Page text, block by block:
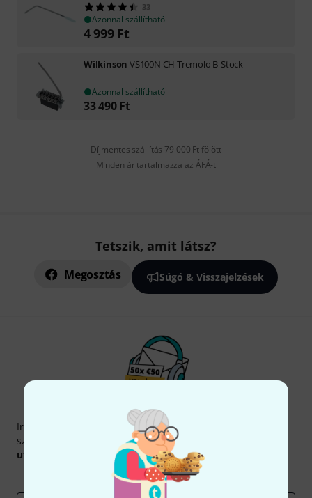
33
Azonnal szállítható
4 999 Ft
Wilkinson VS100N CH Tremolo B-Stock
Azonnal szállítható
33 490 Ft
Díjmentes szállítás 79 000 Ft fölött
Minden ár tartalmazza az ÁFÁ-t
Tetszik, amit látsz?
Megosztás Súgó & Visszajelzések
Thomann hírlevél
Iratkozz fel a Thomann angol nyelvű hírlevelére, és kis
szerencsével megnyerheted a50egyenként
utalvány
Inspiráló gondolatok
Akciók